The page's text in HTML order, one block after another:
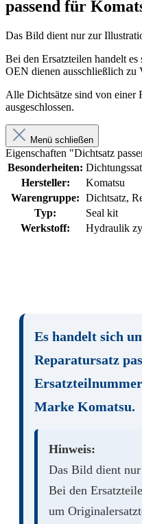
passend für
Das Bild dient nur zur
Bei den Ersatzteilen handelt
OEN dienen ausschließlich zu
Alle Dichtsätze sind von einer
ausgeschlossen.
Menü schließen
Eigenschaften "Dichtsatz
Besonderheiten:
Hersteller:
Komatsu
Warengruppe: Dichtsatz,
Typ:
Seal kit
Werkstoff:
Hydraulik
Es handelt sich
Reparatursatz
Ersatzteilnummer
Marke Komatsu.
Hinweis:
Das Bild dient
Bei den
um